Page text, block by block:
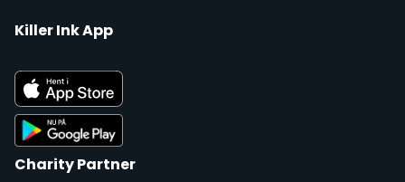
Killer Ink App
Charity Partner